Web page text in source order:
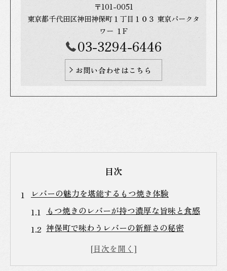
〒101-0051
東京都千代田区神田神保町１丁目１０３ 東京パークタ
ワー １F
03-3294-6446
お問い合わせはこちら
目次
レバーの魅力を堪能するもつ焼き体験
もつ焼きのレバーが持つ濃厚な旨味と食感
神保町で味わうレバーの新鮮さの秘密
レバー好き必見のもつ焼き店の選び方